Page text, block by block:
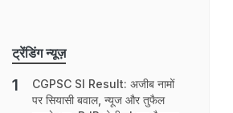
ट्रेंडिंग न्यूज़
CGPSC SI Result: अजीब नामों
पर सियासी बवाल, न्यूज और तुफैल